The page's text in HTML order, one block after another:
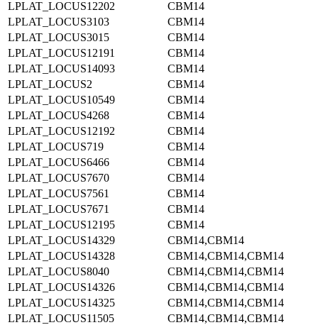
LPLAT_LOCUS12202
CBM14
LPLAT_LOCUS3103
CBM14
LPLAT_LOCUS3015
CBM14
LPLAT_LOCUS12191
CBM14
LPLAT_LOCUS14093
CBM14
LPLAT_LOCUS2
CBM14
LPLAT_LOCUS10549
CBM14
LPLAT_LOCUS4268
CBM14
LPLAT_LOCUS12192
CBM14
LPLAT_LOCUS719
CBM14
LPLAT_LOCUS6466
CBM14
LPLAT_LOCUS7670
CBM14
LPLAT_LOCUS7561
CBM14
LPLAT_LOCUS7671
CBM14
LPLAT_LOCUS12195
CBM14
LPLAT_LOCUS14329
CBM14,CBM14
LPLAT_LOCUS14328
CBM14,CBM14,CBM14
LPLAT_LOCUS8040
CBM14,CBM14,CBM14
LPLAT_LOCUS14326
CBM14,CBM14,CBM14
LPLAT_LOCUS14325
CBM14,CBM14,CBM14
LPLAT_LOCUS11505
CBM14,CBM14,CBM14